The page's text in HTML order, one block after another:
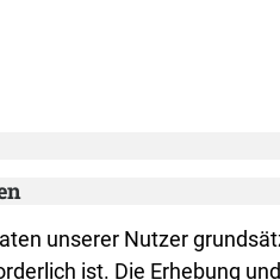
unserer Nutzer
ist. Die Erhebung